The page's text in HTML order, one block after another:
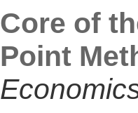
Core of
Point